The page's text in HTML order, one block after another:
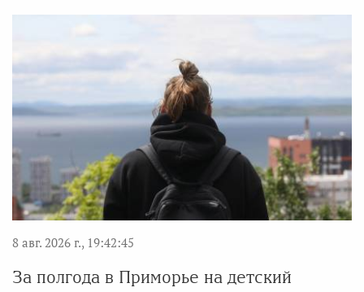
8 авг. 2026 г., 19:42:45
За полгода в Приморье на детский